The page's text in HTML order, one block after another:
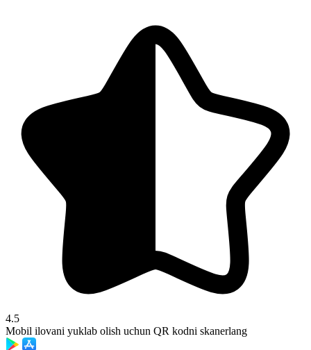
4.5
Mobil ilovani yuklab olish uchun QR kodni skanerlang